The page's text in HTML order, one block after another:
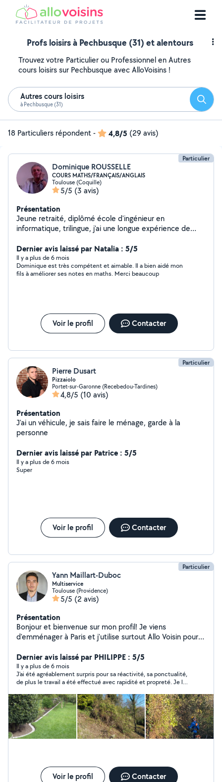
Profs loisirs à Pechbusque (31) et alentours
Trouvez votre Particulier ou Professionnel en Autres
cours loisirs sur Pechbusque avec AlloVoisins !
Autres cours loisirs
à Pechbusque (31)
18 Particuliers répondent- 4,8/5 (29 avis)
Particulier
Dominique ROUSSELLE
COURS MATHS/FRANÇAIS/ANGLAIS
Toulouse (Coquille)
5/5 (3 avis)
Présentation
Jeune retraité, diplômé école d'ingénieur en
informatique, trilingue, j'ai une longue expérience de
ou privé. J'accompagne aussi bien des jeunes en
primaire/collégiens/lycéens (y compris bénéficiant d'un
AESH) pour de l'aide aux devoirs et la préparation des
examens (français, maths, physique, anglais, espagnol),
Expérience, dynamisme, bienveillance et adaptation aux
besoins spécifiques de chacun : n'hésitez pas me
Dernier avis laissé par Natalia : 5/5
Il y a plus de 6 mois
Dominique est très compétent et aimable. Il a bien aidé mon
fils à améliorer ses notes en maths. Merci beaucoup
Voir le profil Contacter
Particulier
Pierre Dusart
Pizzaiolo
Portet-sur-Garonne (Recebedou-Tardines)
4,8/5 (10 avis)
Présentation
J'ai un véhicule, je sais faire le ménage, garde à la
personne
Dernier avis laissé par Patrice : 5/5
Il y a plus de 6 mois
Super
Voir le profil Contacter
Particulier
Yann Maillart-Duboc
Multiservice
Toulouse (Providence)
5/5 (2 avis)
Présentation
Bonjour et bienvenue sur mon profil! Je viens
d'emménager à Paris et j'utilise surtout Allo Voisin pour
moment je cherche surtout des bras et quelqu'un
disposant d'un utilitaire pour déplacer un canapé ou des
meubles, mais je peux aussi dépanner sur quelques
sujets. Je bricole un peu de tout : petites réparations,
montage, informatique, domotique, etc. Je bosse aussi
dans l'automatisation et l'intelligence artificielle, donc si
quelqu'un veut optimiser un process ou automatiser un
truc, je peux aider. Toujours partant pour échanger un
service, un conseil, ou juste rencontrer des gens sympas
Dernier avis laissé par PHILIPPE : 5/5
Il y a plus de 6 mois
J'ai été agréablement surpris pour sa réactivité, sa ponctualité,
de plus le travail a été effectué avec rapidité et propreté. Je le
Voir le profil Contacter